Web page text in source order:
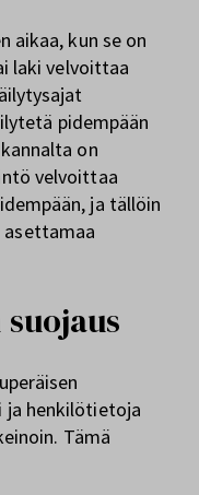
aikaa, kun se on
laki velvoittaa
pidempään
on
velvoittaa
ja tällöin
asettamaa
ja henkilötietoja
Tämä